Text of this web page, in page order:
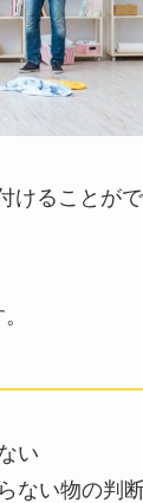
けることが
い
ない物の判